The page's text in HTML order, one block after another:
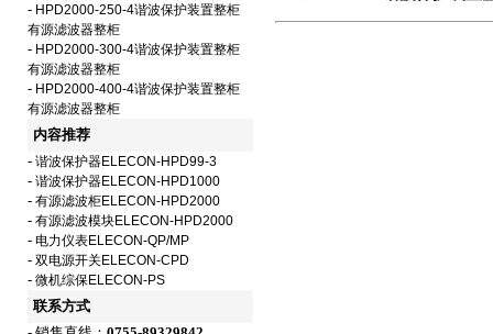
- HPD2000-250-4谐波保护装置整柜
有源滤波器整柜
- HPD2000-300-4谐波保护装置整柜
有源滤波器整柜
- HPD2000-400-4谐波保护装置整柜
有源滤波器整柜
内容推荐
- 谐波保护器ELECON-HPD99-3
- 谐波保护器ELECON-HPD1000
- 有源滤波柜ELECON-HPD2000
- 有源滤波模块ELECON-HPD2000
- 电力仪表ELECON-QP/MP
- 双电源开关ELECON-CPD
- 微机综保ELECON-PS
联系方式